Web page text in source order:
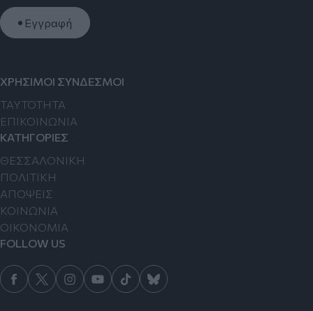
Εγγραφή
ΧΡΗΣΙΜΟΙ ΣΥΝΔΕΣΜΟΙ
TAYTOTHTA
ΕΠΙΚΟΙΝΩΝΙΑ
ΚΑΤΗΓΟΡΙΕΣ
ΘΕΣΣΑΛΟΝΙΚΗ
ΠΟΛΙΤΙΚΗ
ΑΠΟΨΕΙΣ
ΚΟΙΝΩΝΙΑ
ΟΙΚΟΝΟΜΙΑ
FOLLOW US